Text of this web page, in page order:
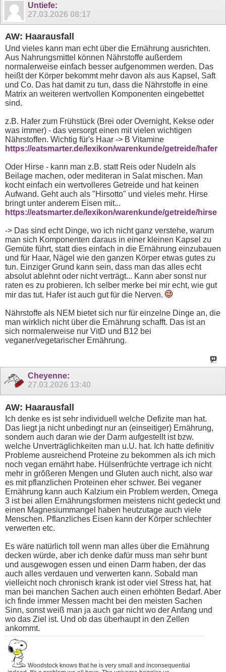
Untiefe:
27.03.2026 08:17
AW: Haarausfall
Und vieles kann man echt über die Ernährung ausrichten.
Aus Nahrungsmittel können Nährstoffe außerdem
normalerweise einfach besser aufgenommen werden. Das
heißt der Körper bekommt mehr davon als aus Kapsel, Saft
und Co. Das hat damit zu tun, dass die Nährstoffe in eine
Matrix an weiteren wertvollen Komponenten eingebettet
sind.
z.B. Hafer zum Frühstück (Brei oder Overnight, Kekse oder
was immer) - das versorgt einen mit vielen wichtigen
Nährstoffen. Wichtig für's Haar -> B Vitamine
https://eatsmarter.de/lexikon/warenkunde/getreide/hafer
Oder Hirse - kann man z.B. statt Reis oder Nudeln als
Beilage machen, oder mediteran in Salat mischen. Man
kocht einfach ein wertvolleres Getreide und hat keinen
Aufwand. Geht auch als "Hirsotto" und vieles mehr. Hirse
bringt unter anderem Eisen mit...
https://eatsmarter.de/lexikon/warenkunde/getreide/hirse
-> Das sind echt Dinge, wo ich nicht ganz verstehe, warum
man sich Komponenten daraus in einer kleinen Kapsel zu
Gemüte führt, statt dies einfach in die Ernährung einzubauen
und für Haar, Nägel wie den ganzen Körper etwas gutes zu
tun. Einziger Grund kann sein, dass man das alles echt
absolut ablehnt oder nicht verträgt... Kann aber sonst nur
raten es zu probieren. Ich selber merke bei mir echt, wie gut
mir das tut. Hafer ist auch gut für die Nerven.
Nährstoffe als NEM bietet sich nur für einzelne Dinge an, die
man wirklich nicht über die Ernährung schafft. Das ist an
sich normalerweise nur VitD und B12 bei
veganer/vegetarischer Ernährung.
Cheyenne:
27.03.2026 13:40
AW: Haarausfall
Ich denke es ist sehr individuell welche Defizite man hat.
Das liegt ja nicht unbedingt nur an (einseitiger) Ernährung,
sondern auch daran wie der Darm aufgestellt ist bzw.
welche Unverträglichkeiten man u.U. hat. Ich hatte definitiv
Probleme ausreichend Proteine zu bekommen als ich mich
noch vegan ernährt habe. Hülsenfrüchte vertrage ich nicht
mehr in grõßeren Mengen und Gluten auch nicht, also war
es mit pflanzlichen Proteinen eher schwer. Bei veganer
Ernährung kann auch Kalzium ein Problem werden, Omega
3 ist bei allen Ernährungsformen meistens nicht gedeckt und
einen Magnesiummangel haben heutzutage auch viele
Menschen. Pflanzliches Eisen kann der Körper schlechter
verwerten etc.
Es wäre natürlich toll wenn man alles über die Ernährung
decken würde, aber ich denke dafür muss man sehr bunt
und ausgewogen essen und einen Darm haben, der das
auch alles verdauen und verwerten kann. Sobald man
vielleicht noch chronisch krank ist oder viel Stress hat, hat
man bei manchen Sachen auch einen erhöhten Bedarf. Aber
ich finde immer Messen macht bei den meisten Sachen
Sinn, sonst weiß man ja auch gar nicht wo der Anfang und
wo das Ziel ist. Und ob das überhaupt in den Zellen
ankommt.
Woodstock knows that he is very small and inconsequential